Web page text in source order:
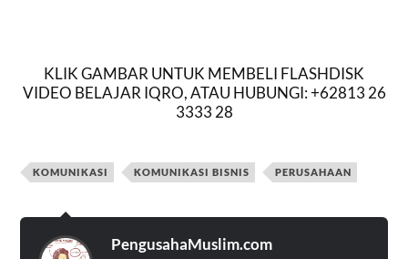
KLIK GAMBAR UNTUK MEMBELI FLASHDISK
VIDEO BELAJAR IQRO, ATAU HUBUNGI: +62813 26
3333 28
KOMUNIKASI KOMUNIKASI BISNIS PERUSAHAAN
PengusahaMuslim.com